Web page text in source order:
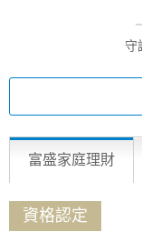
守
富盛家庭理財
資格認定